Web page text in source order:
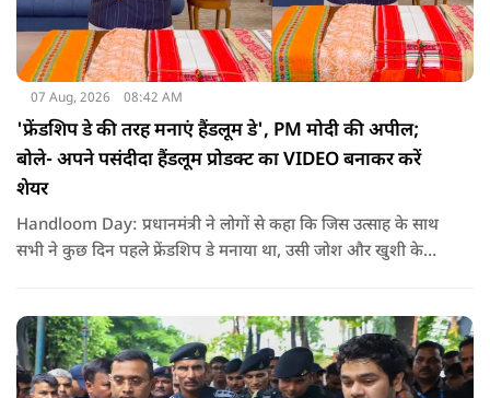
07 Aug, 2026 08:42 AM
'फ्रेंडशिप डे की तरह मनाएं हैंडलूम डे', PM मोदी की अपील;
बोले- अपने पसंदीदा हैंडलूम प्रोडक्ट का VIDEO बनाकर करें
शेयर
Handloom Day: प्रधानमंत्री ने लोगों से कहा कि जिस उत्साह के साथ
सभी ने कुछ दिन पहले फ्रेंडशिप डे मनाया था, उसी जोश और खुशी के